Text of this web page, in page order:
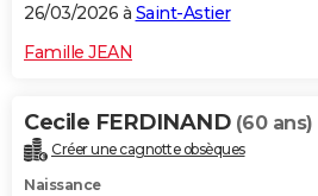
26/03/2026 à Saint-Astier
Famille JEAN
Cecile FERDINAND (60 ans)
Créer une cagnotte obsèques
Naissance